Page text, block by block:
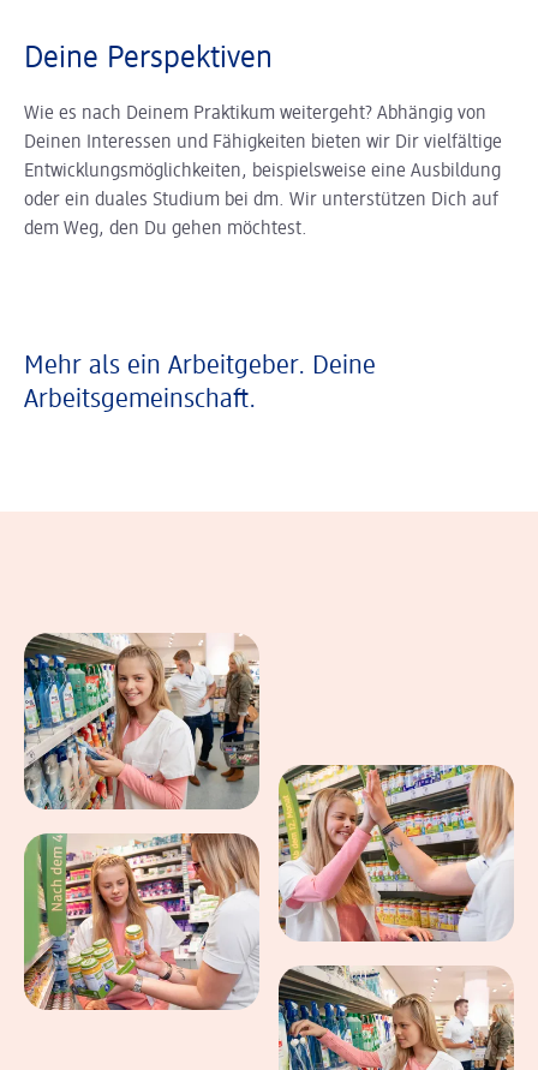
Deine Perspektiven
Wie es nach Deinem Praktikum weitergeht? Abhängig von
Deinen Interessen und Fähigkeiten bieten wir Dir vielfältige
Entwicklungsmöglichkeiten, beispielsweise eine Ausbildung
oder ein duales Studium bei dm. Wir unterstützen Dich auf
dem Weg, den Du gehen möchtest.
Mehr als ein Arbeitgeber. Deine
Arbeitsgemeinschaft.
Eindrücke aus dem Arbeitsalltag